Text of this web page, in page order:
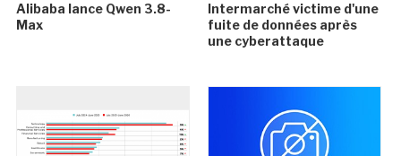
Alibaba lance Qwen 3.8-
Max
Intermarché victime d'une
fuite de données après
une cyberattaque